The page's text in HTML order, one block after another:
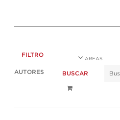
FILTRO
AREAS
AUTORES BUSCAR